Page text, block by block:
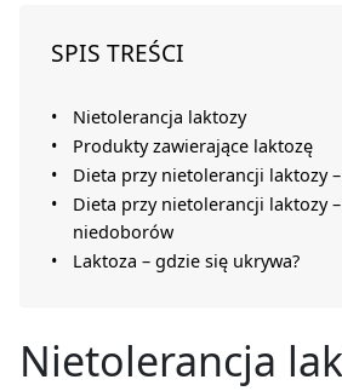
SPIS TREŚCI
Nietolerancja laktozy
Produkty zawierające laktozę
Dieta przy nietolerancji laktozy
Dieta przy nietolerancji laktozy
niedoborów
Laktoza – gdzie się ukrywa?
Nietolerancja